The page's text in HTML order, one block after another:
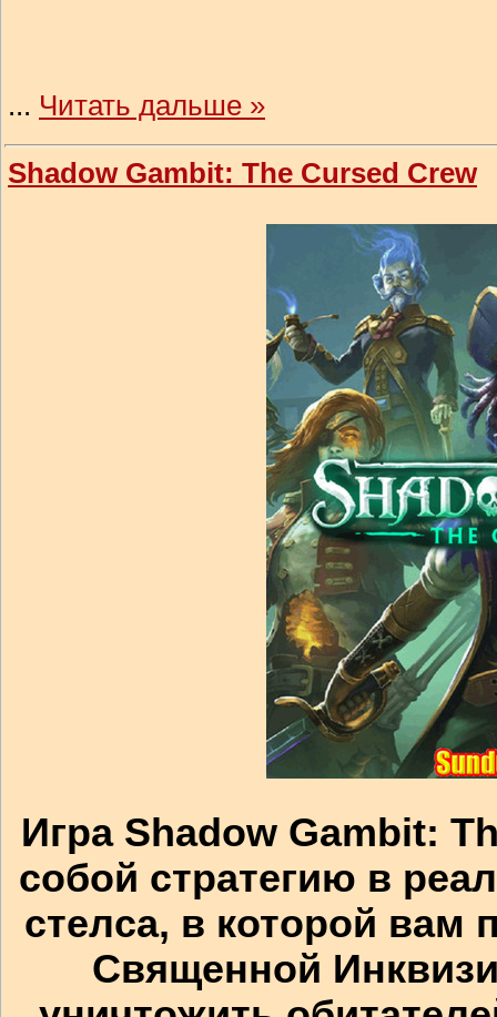
... Читать дальше »
Shadow Gambit: The Cursed Crew
Игра Shadow Gambit:
собой стратегию в
стелса, в которой вам
Священной